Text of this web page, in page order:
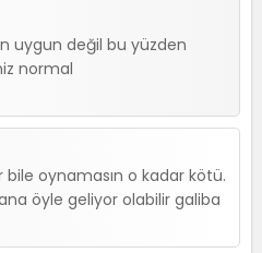
uygun değil bu yüzden
normal
oynamasın o kadar kötü.
öyle geliyor olabilir galiba